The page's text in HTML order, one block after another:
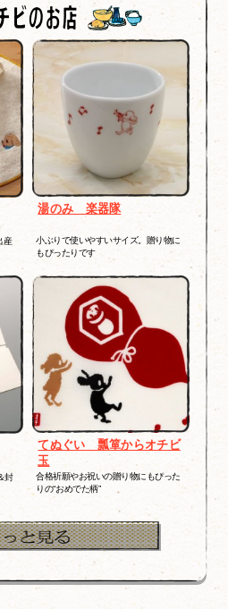
産
湯のみ 楽器隊
小ぶりで使いやすいサイズ。贈り物に
もぴったりです
封
てぬぐい 瓢箪からオチビ
玉
合格祈願やお祝いの贈り物にもぴった
りの“おめでた柄”